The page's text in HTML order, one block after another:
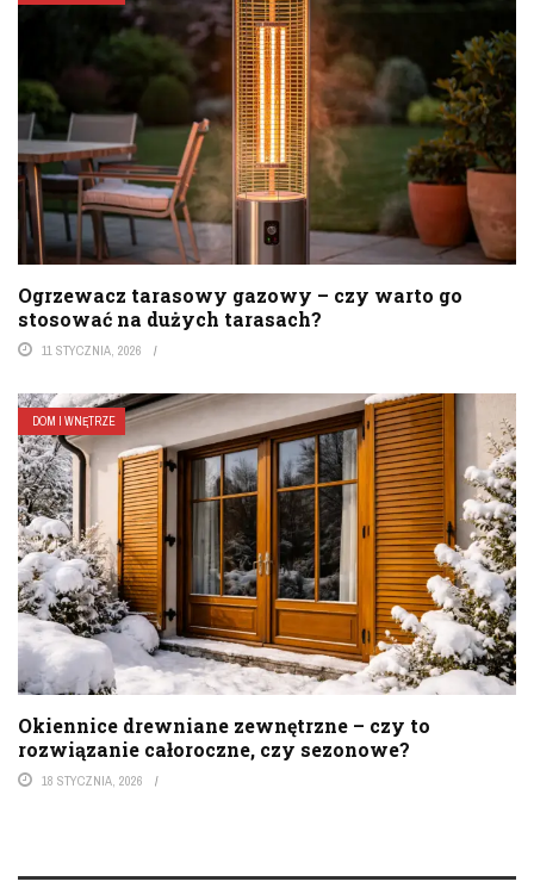
Ogrzewacz tarasowy gazowy – czy warto go
stosować na dużych tarasach?
11 STYCZNIA, 2026
DOM I WNĘTRZE
Okiennice drewniane zewnętrzne – czy to
rozwiązanie całoroczne, czy sezonowe?
18 STYCZNIA, 2026